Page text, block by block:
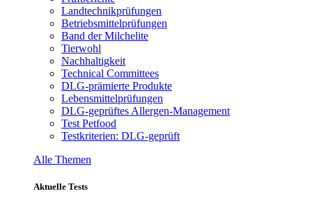
Landtechnikprüfungen
Betriebsmittelprüfungen
Band der Milchelite
Tierwohl
Nachhaltigkeit
Technical Committees
DLG-prämierte Produkte
Lebensmittelprüfungen
DLG-geprüftes Allergen-Management
Test Petfood
Testkriterien: DLG-geprüft
Alle Themen
Aktuelle Tests